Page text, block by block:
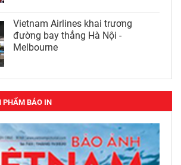
Vietnam Airlines khai trương
đường bay thẳng Hà Nội -
Melbourne
PHẨM BÁO IN